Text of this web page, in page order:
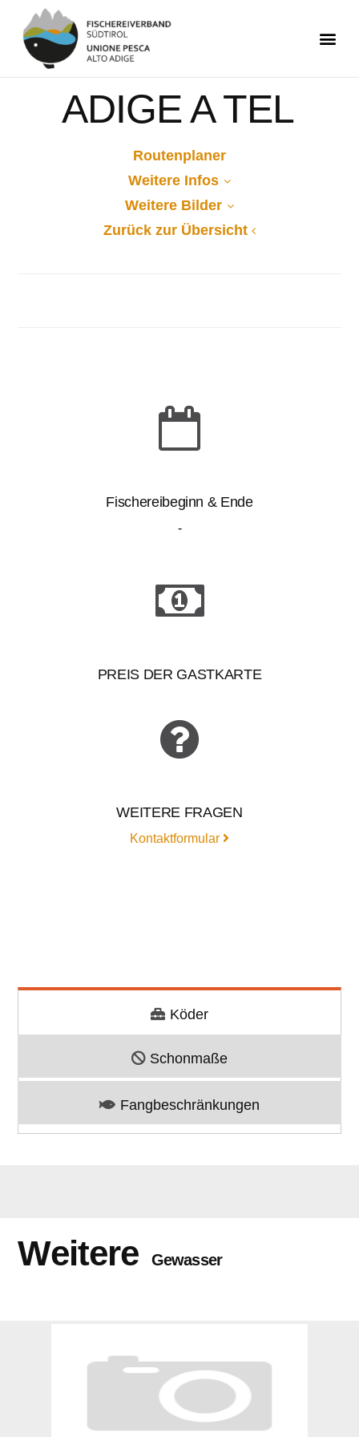
ADIGE A TEL
Routenplaner
Weitere Infos
Weitere Bilder
Zurück zur Übersicht
Fischereibeginn & Ende
-
PREIS DER GASTKARTE
WEITERE FRAGEN
Kontaktformular
Köder
Schonmaße
Fangbeschränkungen
Weitere Gewasser